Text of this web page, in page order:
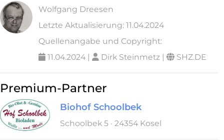
Wolfgang Dreesen
Letzte Aktualisierung: 11.04.2024
Quellenangabe und Copyright:
11.04.2024 |
Dirk Steinmetz | SHZ.DE
Premium-Partner
Biohof Schoolbek
Schoolbek 5 · 24354 Kosel